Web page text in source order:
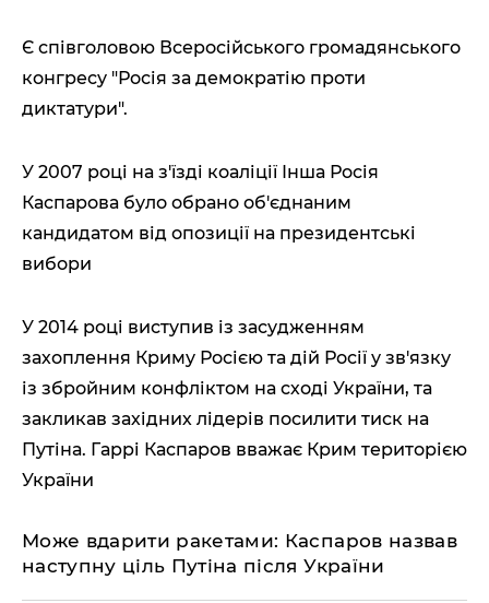
Є співголовою Всеросійського громадянського
конгресу "Росія за демократію проти
диктатури".
У 2007 році на з'їзді коаліції Інша Росія
Каспарова було обрано об'єднаним
кандидатом від опозиції на президентські
вибори
У 2014 році виступив із засудженням
захоплення Криму Росією та дій Росії у зв'язку
із збройним конфліктом на сході України, та
закликав західних лідерів посилити тиск на
Путіна. Гаррі Каспаров вважає Крим територією
України
​Може вдарити ракетами: Каспаров назвав
наступну ціль Путіна після України